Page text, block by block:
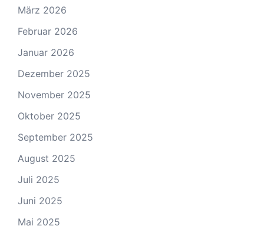
März 2026
Februar 2026
Januar 2026
Dezember 2025
November 2025
Oktober 2025
September 2025
August 2025
Juli 2025
Juni 2025
Mai 2025